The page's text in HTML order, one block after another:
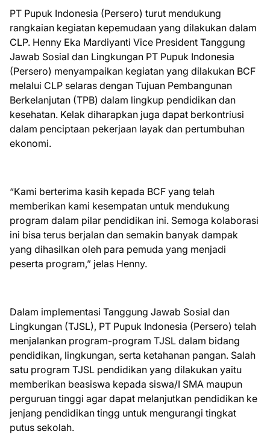
PT Pupuk Indonesia (Persero) turut mendukung
rangkaian kegiatan kepemudaan yang dilakukan dalam
CLP. Henny Eka Mardiyanti Vice President Tanggung
Jawab Sosial dan Lingkungan PT Pupuk Indonesia
(Persero) menyampaikan kegiatan yang dilakukan BCF
melalui CLP selaras dengan Tujuan Pembangunan
Berkelanjutan (TPB) dalam lingkup pendidikan dan
kesehatan. Kelak diharapkan juga dapat berkontriusi
dalam penciptaan pekerjaan layak dan pertumbuhan
ekonomi.
“Kami berterima kasih kepada BCF yang telah
memberikan kami kesempatan untuk mendukung
program dalam pilar pendidikan ini. Semoga kolaborasi
ini bisa terus berjalan dan semakin banyak dampak
yang dihasilkan oleh para pemuda yang menjadi
peserta program,” jelas Henny.
Dalam implementasi Tanggung Jawab Sosial dan
Lingkungan (TJSL), PT Pupuk Indonesia (Persero) telah
menjalankan program-program TJSL dalam bidang
pendidikan, lingkungan, serta ketahanan pangan. Salah
satu program TJSL pendidikan yang dilakukan yaitu
memberikan beasiswa kepada siswa/I SMA maupun
perguruan tinggi agar dapat melanjutkan pendidikan ke
jenjang pendidikan tingg untuk mengurangi tingkat
putus sekolah.